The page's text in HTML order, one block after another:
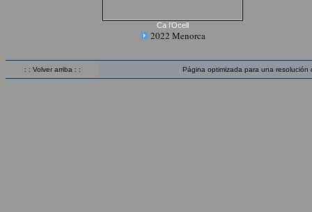
Ca l’Ocell
2022 Menorca
: : Volver arriba : : Página optimizada para una